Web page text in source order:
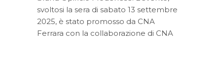
svoltosi la sera di sabato 13 settembre
2025, è stato promosso da CNA
Ferrara con la collaborazione di CNA